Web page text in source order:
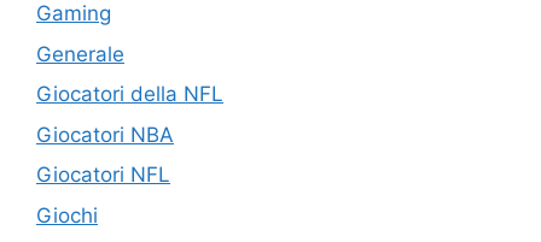
Gaming
Generale
Giocatori della NFL
Giocatori NBA
Giocatori NFL
Giochi